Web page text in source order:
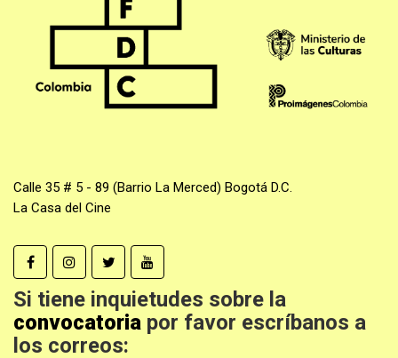
Calle 35 # 5 - 89 (Barrio La Merced) Bogotá D.C.
La Casa del Cine
Si tiene inquietudes sobre la
convocatoria por favor escríbanos a
los correos: